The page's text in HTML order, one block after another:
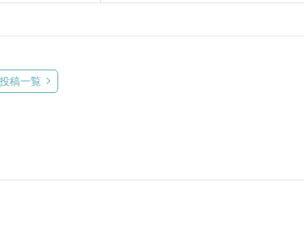
投稿一覧